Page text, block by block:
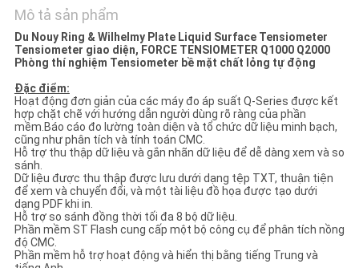
ĐỒ
TRANG
WEB
PRIVACY
POLICY
Mô tả sản phẩm
Du Nouy Ring & Wilhelmy Plate Liquid Surface Tensiometer
Tensiometer giao diện, FORCE TENSIOMETER Q1000 Q2000
Phòng thí nghiệm Tensiometer bề mặt chất lỏng tự động
Đặc điểm:
Hoạt động đơn giản của các máy đo áp suất Q-Series được kết
hợp chặt chẽ với hướng dẫn người dùng rõ ràng của phần
mềm.Báo cáo đo lường toàn diện và tổ chức dữ liệu minh bạch,
cũng như phân tích và tính toán CMC.
Hỗ trợ thu thập dữ liệu và gắn nhãn dữ liệu để dễ dàng xem và so
sánh.
Dữ liệu được thu thập được lưu dưới dạng tệp TXT, thuận tiện
để xem và chuyển đổi, và một tài liệu đồ họa được tạo dưới
dạng PDF khi in.
Hỗ trợ so sánh đồng thời tối đa 8 bộ dữ liệu.
Phần mềm ST Flash cung cấp một bộ công cụ để phân tích nồng
độ CMC.
Phần mềm hỗ trợ hoạt động và hiển thị bằng tiếng Trung và